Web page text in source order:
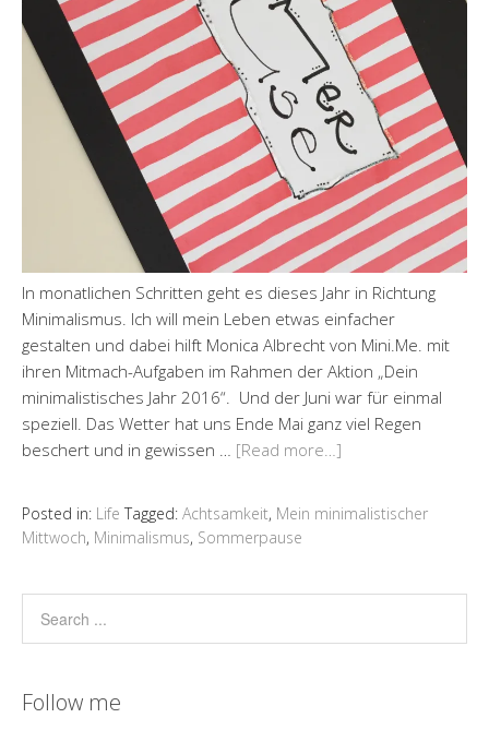
In monatlichen Schritten geht es dieses Jahr in Richtung
Minimalismus. Ich will mein Leben etwas einfacher
gestalten und dabei hilft Monica Albrecht von Mini.Me. mit
ihren Mitmach-Aufgaben im Rahmen der Aktion „Dein
minimalistisches Jahr 2016“. Und der Juni war für einmal
speziell. Das Wetter hat uns Ende Mai ganz viel Regen
beschert und in gewissen … [Read more…]
Posted in: Life Tagged: Achtsamkeit, Mein minimalistischer
Mittwoch, Minimalismus, Sommerpause
Follow me